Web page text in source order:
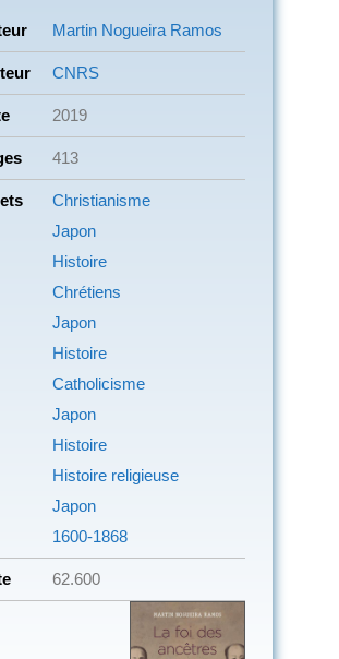
Martin Nogueira Ramos
CNRS
2019
413
Christianisme
Japon
Histoire
Chrétiens
Japon
Histoire
Catholicisme
Japon
Histoire
Histoire religieuse
Japon
1600-1868
62.600